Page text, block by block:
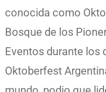
conocida como
Bosque de los
Eventos durante los
Oktoberfest